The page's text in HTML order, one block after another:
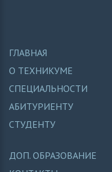
ГЛАВНАЯ
О ТЕХНИКУМЕ
СПЕЦИАЛЬНОСТИ
АБИТУРИЕНТУ
СТУДЕНТУ
ДОП. ОБРАЗОВАНИЕ